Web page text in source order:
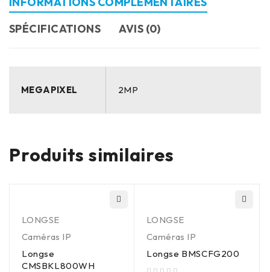
SPÉCIFICATIONS
AVIS (0)
MEGAPIXEL 2MP
Produits similaires
LONGSE
Caméras IP
Longse
CMSBKL800WH
LONGSE
Caméras IP
Longse BMSCFG200